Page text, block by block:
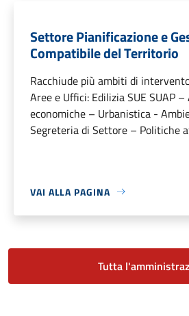
Settore Pianificazione e
Compatibile del Territorio
Racchiude più ambiti di
Aree e Uffici: Edilizia SUE SUAP
economiche – Urbanistica -
Segreteria di Settore – Politiche
VAI ALLA PAGINA
Tutta